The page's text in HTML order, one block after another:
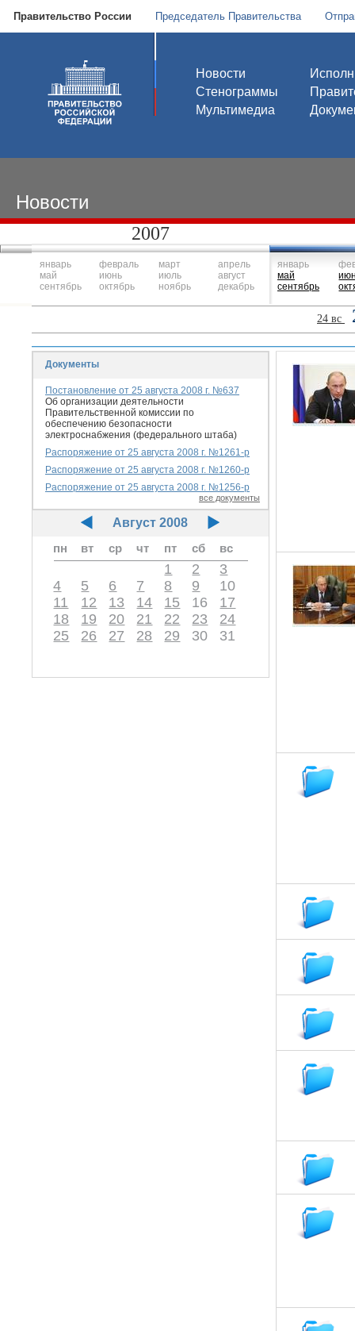
Правительство России Председатель Правительства
Новости
Стенограммы
Мультимедиа
Новости
2007
январь
май
сентябрь
февраль
июнь
октябрь
март
июль
ноябрь
апрель
август
декабрь
январь
май
сентябрь
24 вс
Документы
Постановление от 25 августа 2008 г. №637
Об организации деятельности
Правительственной комиссии по
обеспечению безопасности
электроснабжения (федерального штаба)
Распоряжение от 25 августа 2008 г. №1261-р
Распоряжение от 25 августа 2008 г. №1260-р
Распоряжение от 25 августа 2008 г. №1256-р
все документы
Август 2008
пн
вт ср чт пт сб вс
1 2
3
4
5 6 7 8 9
10
11
12 13 14 15 16
17
18
19 20 21 22 23
24
25
26 27 28 29 30 31